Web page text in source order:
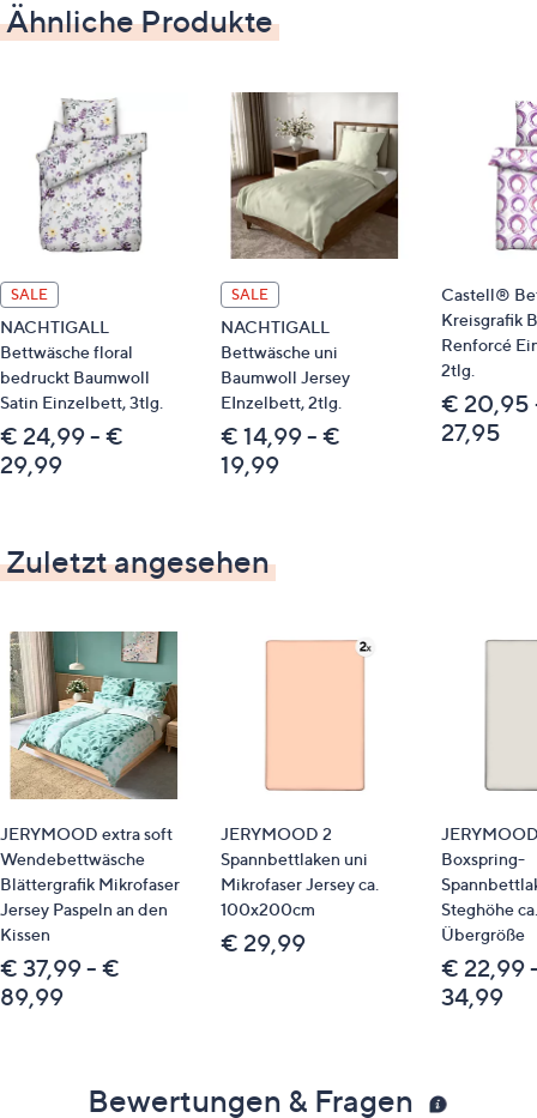
Bitte beachten
Dieser Artikel ist nicht an einen Paketshop, eine
Packstation oder ins Ausland lieferbar.
Qualitätshinweise
STANDARD 100 by OEKO-TEX®
Ähnliche Produkte
SALE
NACHTIGALL
Bettwäsche floral
bedruckt Baumwoll
Satin Einzelbett, 3tlg.
€ 24,99 - €
29,99
SALE
NACHTIGALL
Bettwäsche uni
Baumwoll Jersey
EInzelbett, 2tlg.
€ 14,99 - €
19,99
Castell®
Kreisgrafik
Renforcé
2tlg.
€ 20,95
27,95
Zuletzt angesehen
JERYMOOD extra soft
Wendebettwäsche
Blättergrafik Mikrofaser
Jersey Paspeln an den
Kissen
€ 37,99 - €
89,99
JERYMOOD 2
Spannbettlaken uni
Mikrofaser Jersey ca.
100x200cm
€ 29,99
Boxspring-
Steghöhe
Übergröße
€ 22,99
34,99
Bewertungen & Fragen